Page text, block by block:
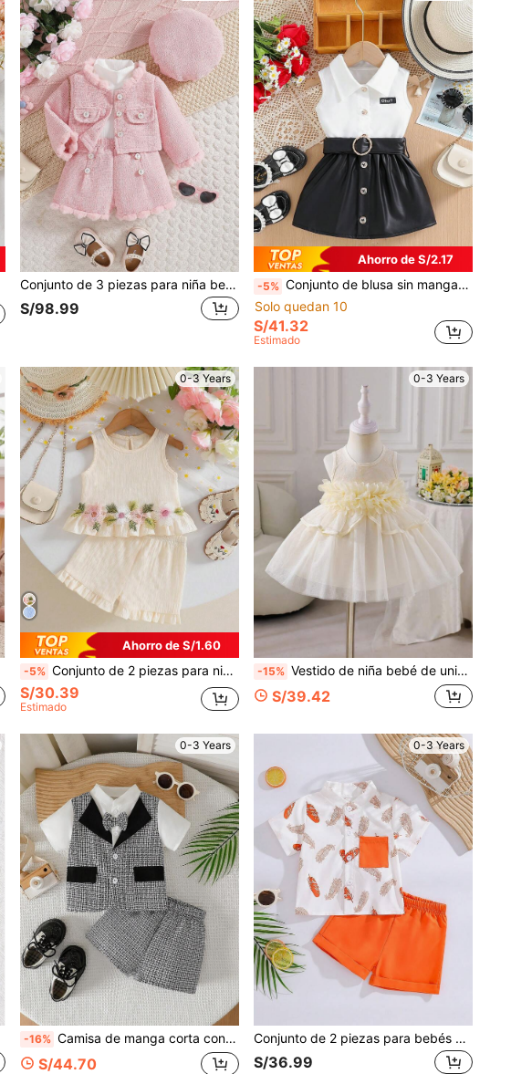
Conjunto de 3 piezas para niña bebé con cárdigan de manga larga de cuello redondo acanalado con botones y falso bolsillo, camiseta de manga larga de color liso con cuello alto y diseño de botones, y shorts acanalados, con boina a juego, ropa elegante y dulce de moda para niña, conjunto cómodo y cálido de tela gruesa para bebé, regalo de cumpleaños para niña, regalo de vuelta al cole, otoño/invierno, adecuado para uso diario, fiestas, salidas y juegos
S/98.99
Ahorro de S/2.17
-5% Conjunto de blusa sin mangas y falda elegante para niña, adecuado para el verano
Solo quedan 10
S/41.32
Estimado
0-3 Years
Ahorro de S/1.60
-5% Conjunto de 2 piezas para niña bebé con blusa de cuello redondo sin mangas con volantes en el bajo y shorts con volantes en el bajo, en unicolor, adecuado para salidas diarias en primavera/verano
S/30.39
Estimado
0-3 Years
-15% Vestido de niña bebé de unicolor lindo, cuello redondo, sin mangas, con encaje floral y línea A de malla, de moda y versátil, adecuado para uso diario, fiestas y salidas en primavera y verano
S/39.42
0-3 Years
-16% Camisa de manga corta con cuello y corbata de moño 3D falsa con bolsillo y cierre delantero con botones para niños pequeños, combinada con pantalones cortos a cuadros, conjunto de caballero de 2 piezas, adecuado para volver al colegio, vacaciones, fiestas de cumpleaños, actuaciones, salidas diarias, primavera/verano
S/44.70
0-3 Years
Conjunto de 2 piezas para bebés niños: camisa de manga corta con cuello y estampado de hojas con bolsillos, emparejada con pantalones cortos lisos con puños, un conjunto de vestir casual y elegante, adecuado para ocasiones especiales, uso diario, viajes, primavera/verano
S/36.99